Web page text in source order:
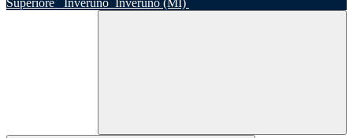
Superiore
Inveruno Inveruno (MI)